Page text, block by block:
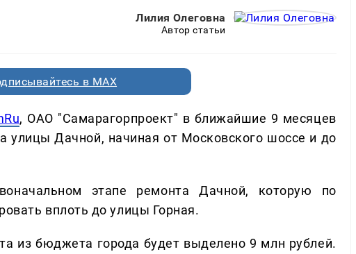
Лилия Олеговна
Автор статьи
в MAX
, ОАО "Самарагорпроект" в ближайшие 9 месяцев
улицы Дачной, начиная от Московского шоссе и до
этапе ремонта Дачной, которую по
вплоть до улицы Горная.
из бюджета города будет выделено 9 млн рублей.